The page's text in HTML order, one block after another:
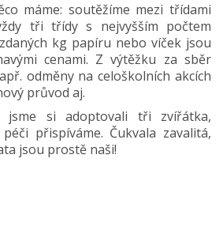
máme: soutěžíme mezi třídami
tři třídy s nejvyšším počtem
kg papíru nebo víček jsou
cenami. Z výtěžku za sběr
odměny na celoškolních akcích
průvod aj.
jsme si adoptovali tři zvířátka,
přispíváme. Čukvala zavalitá,
jsou prostě naši!